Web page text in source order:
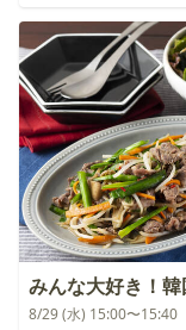
みんな大好き！韓
8/29 (水) 15:00〜15:40